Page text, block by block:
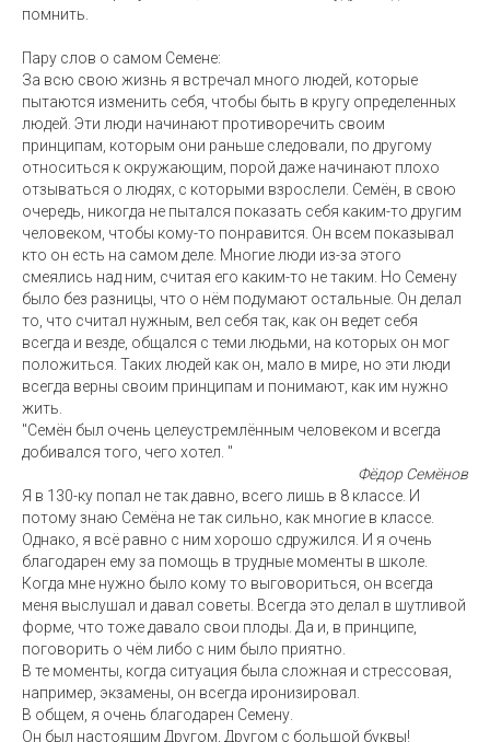
помнить.
Пару слов о самом Семене:
За всю свою жизнь я встречал много людей, которые
пытаются изменить себя, чтобы быть в кругу определенных
людей. Эти люди начинают противоречить своим
принципам, которым они раньше следовали, по другому
относиться к окружающим, порой даже начинают плохо
отзываться о людях, с которыми взрослели. Семён, в свою
очередь, никогда не пытался показать себя каким-то другим
человеком, чтобы кому-то понравится. Он всем показывал
кто он есть на самом деле. Многие люди из-за этого
смеялись над ним, считая его каким-то не таким. Но Семену
было без разницы, что о нём подумают остальные. Он делал
то, что считал нужным, вел себя так, как он ведет себя
всегда и везде, общался с теми людьми, на которых он мог
положиться. Таких людей как он, мало в мире, но эти люди
всегда верны своим принципам и понимают, как им нужно
жить.
"Семён был очень целеустремлённым человеком и всегда
добивался того, чего хотел. "
Фëдор Семёнов
Я в 130-ку попал не так давно, всего лишь в 8 классе. И
потому знаю Семëна не так сильно, как многие в классе.
Однако, я всë равно с ним хорошо сдружился. И я очень
благодарен ему за помощь в трудные моменты в школе.
Когда мне нужно было кому то выговориться, он всегда
меня выслушал и давал советы. Всегда это делал в шутливой
форме, что тоже давало свои плоды. Да и, в принципе,
поговорить о чëм либо с ним было приятно.
В те моменты, когда ситуация была сложная и стрессовая,
например, экзамены, он всегда иронизировал.
В общем, я очень благодарен Семену.
Он был настоящим Другом, Другом с большой буквы!